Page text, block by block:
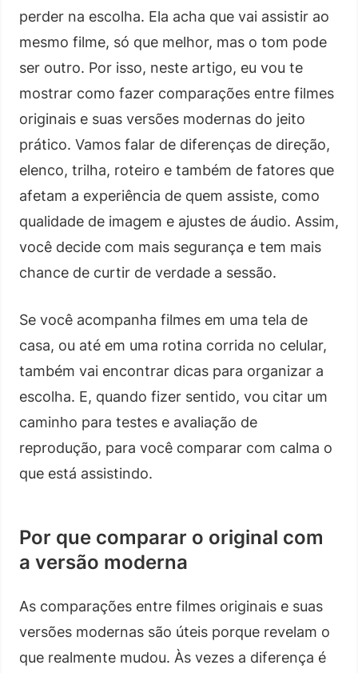
perder na escolha. Ela acha que vai assistir ao
mesmo filme, só que melhor, mas o tom pode
ser outro. Por isso, neste artigo, eu vou te
mostrar como fazer comparações entre filmes
originais e suas versões modernas do jeito
prático. Vamos falar de diferenças de direção,
elenco, trilha, roteiro e também de fatores que
afetam a experiência de quem assiste, como
qualidade de imagem e ajustes de áudio. Assim,
você decide com mais segurança e tem mais
chance de curtir de verdade a sessão.
Se você acompanha filmes em uma tela de
casa, ou até em uma rotina corrida no celular,
também vai encontrar dicas para organizar a
escolha. E, quando fizer sentido, vou citar um
caminho para testes e avaliação de
reprodução, para você comparar com calma o
que está assistindo.
Por que comparar o original com
a versão moderna
As comparações entre filmes originais e suas
versões modernas são úteis porque revelam o
que realmente mudou. Às vezes a diferença é